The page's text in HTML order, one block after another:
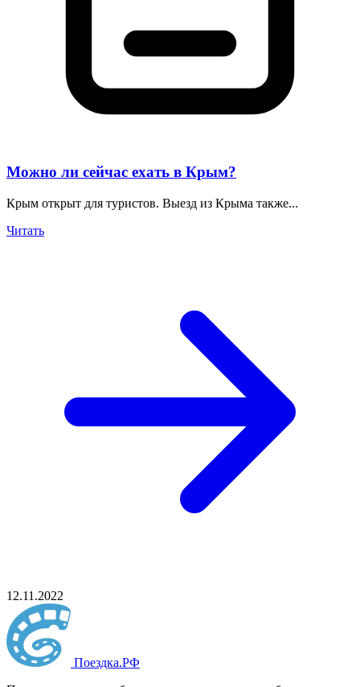
Можно ли сейчас ехать в Крым?
Крым открыт для туристов. Выезд из Крыма также...
Читать
12.11.2022
Поездка.РФ